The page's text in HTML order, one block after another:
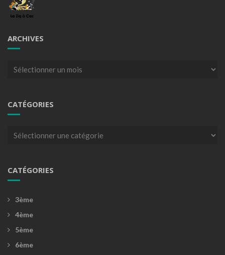
ARCHIVES
Archives
CATÉGORIES
Catégories
CATÉGORIES
3ème
4ème
5ème
6ème